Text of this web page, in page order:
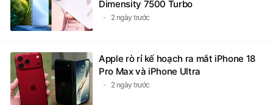
2 ngày trước
Pro Max và iPhone Ultra
2 ngày trước